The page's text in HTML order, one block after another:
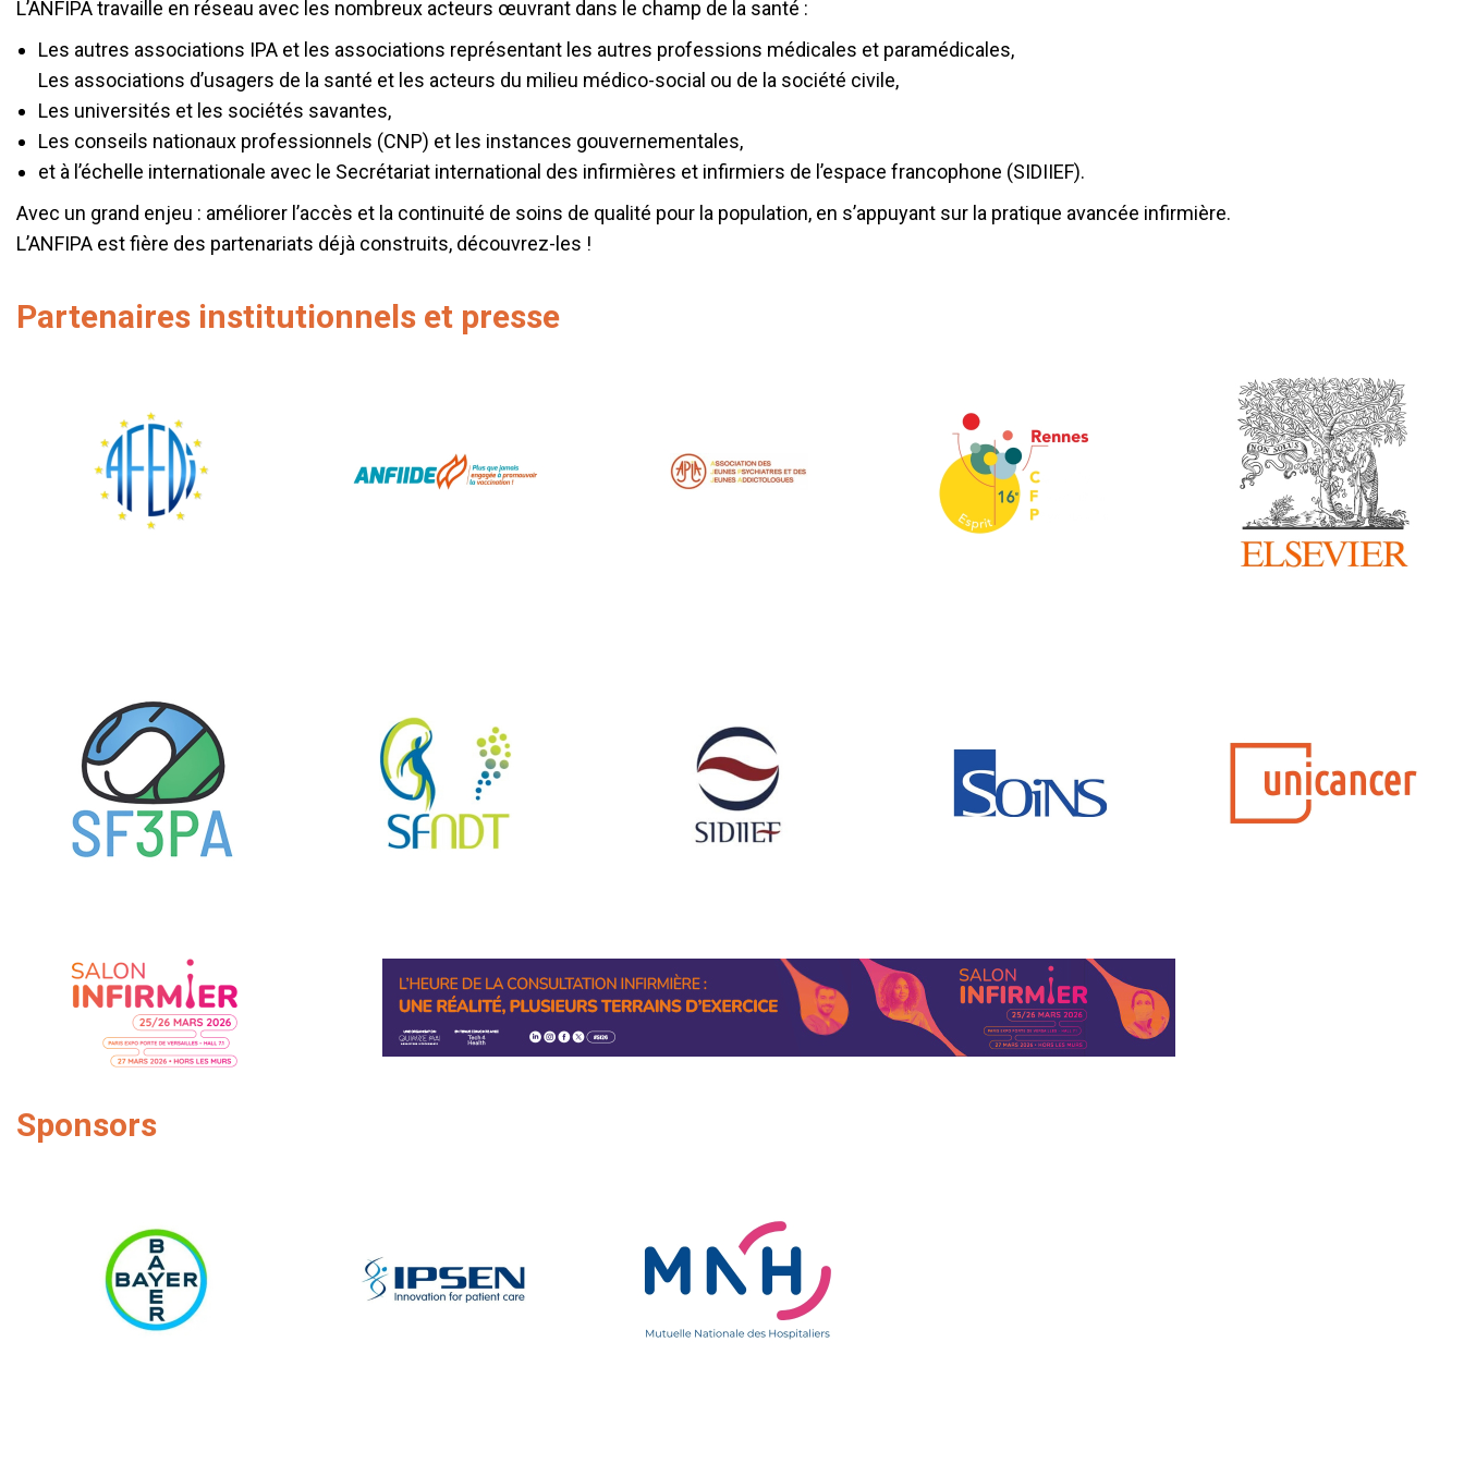
L’ANFIPA travaille en réseau avec les nombreux acteurs œuvrant dans le champ de la santé :
Les autres associations IPA et les associations représentant les autres professions médicales et paramédicales,
Les associations d’usagers de la santé et les acteurs du milieu médico-social ou de la société civile,
Les universités et les sociétés savantes,
Les conseils nationaux professionnels (CNP) et les instances gouvernementales,
et à l’échelle internationale avec le Secrétariat international des infirmières et infirmiers de l’espace francophone (SIDIIEF).
Avec un grand enjeu : améliorer l’accès et la continuité de soins de qualité pour la population, en s’appuyant sur la pratique avancée infirmière.
L’ANFIPA est fière des partenariats déjà construits, découvrez-les !
Partenaires institutionnels et presse
Sponsors